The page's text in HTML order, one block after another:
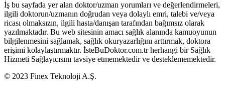
İş bu sayfada yer alan doktor/uzman yorumları ve değerlendirmeleri,
ilgili doktorun/uzmanın doğrudan veya dolaylı emri, talebi ve/veya
ricası olmaksızın, ilgili hasta/danışan tarafından bağımsız olarak
yazılmaktadır. Bu web sitesinin amacı sağlık alanında kamuoyunun
bilgilenmesini sağlamak, sağlık okuryazarlığını arttırmak, doktora
erişimi kolaylaştırmaktır. İsteBuDoktor.com.tr herhangi bir Sağlık
Hizmeti Sağlayıcısını tavsiye etmemektedir ve desteklememektedir.
© 2023 Finex Teknoloji A.Ş.